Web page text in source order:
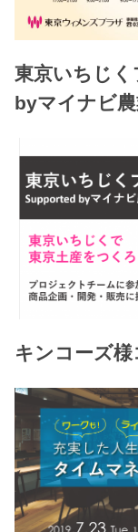
東京いちじ
byマイナビ
キンコーズ